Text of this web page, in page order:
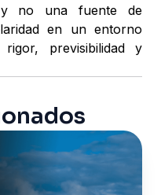
y no una fuente de
en un entorno
previsibilidad y